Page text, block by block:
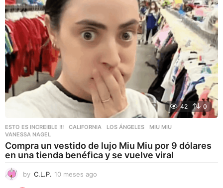
42 0
ESTO ES INCREIBLE !!! CALIFORNIA ,LOS ÁNGELES ,MIU MIU
VANESSA NAGEL
Compra un vestido de lujo Miu Miu por 9 dólares
en una tienda benéfica y se vuelve viral
by C.L.P. 10 meses ago